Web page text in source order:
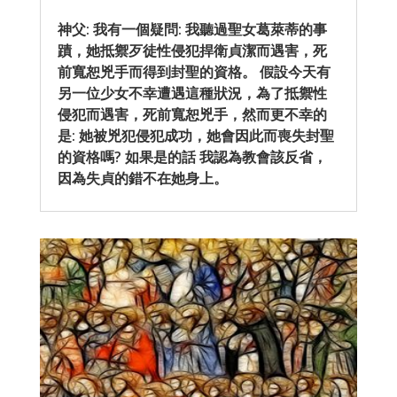
神父: 我有一個疑問: 我聽過聖女葛萊蒂的事
蹟，她抵禦歹徒性侵犯捍衛貞潔而遇害，死
前寬恕兇手而得到封聖的資格。 假設今天有
另一位少女不幸遭遇這種狀況，為了抵禦性
侵犯而遇害，死前寬恕兇手，然而更不幸的
是: 她被兇犯侵犯成功，她會因此而喪失封聖
的資格嗎? 如果是的話 我認為教會該反省，
因為失貞的錯不在她身上。